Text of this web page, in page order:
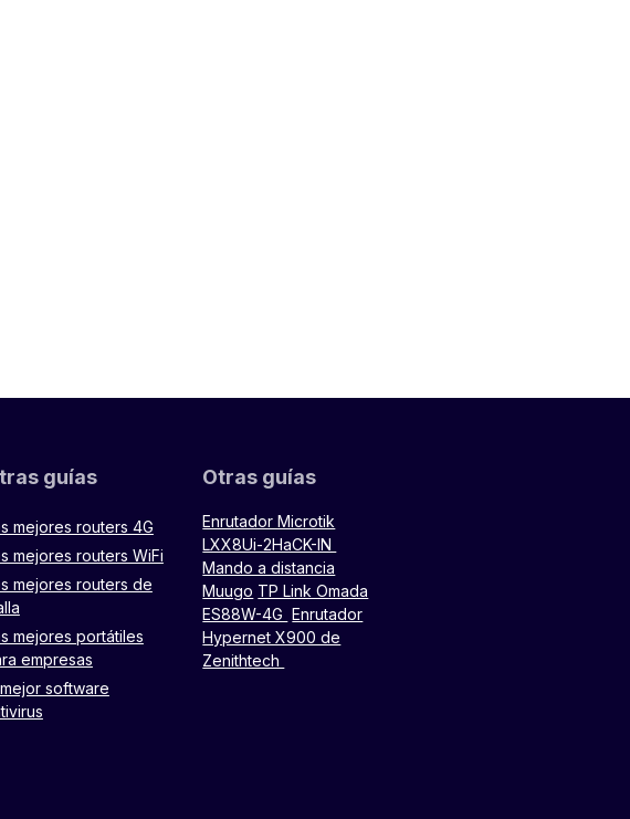
guías
mejores routers 4G
mejores routers WiFi
mejores routers de
mejores portátiles
empresas
software
Otras guías
Enrutador Microtik
LXX8Ui-2HaCK-IN
Mando a distancia
Muugo TP Link Omada
ES88W-4G Enrutador
Hypernet X900 de
Zenithtech